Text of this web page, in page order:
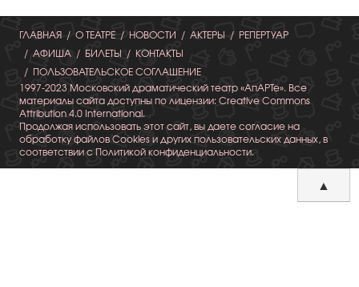
ГЛАВНАЯ О ТЕАТРЕ НОВОСТИ АКТЕРЫ
РЕПЕРТУАР
АФИША
БИЛЕТЫ
КОНТАКТЫ
ПОЛЬЗОВАТЕЛЬСКОЕ СОГЛАШЕНИЕ
1997-2023 Московский драматический театр «АпАРТе». Все
материалы сайта доступны по лицензии: Creative Commons
Attribution 4.0 International.
Продолжая использовать этот сайт, вы даете согласие на
обработку файлов Cookies и других пользовательских данных, в
соответствии с Политикой конфиденциальности.
▲